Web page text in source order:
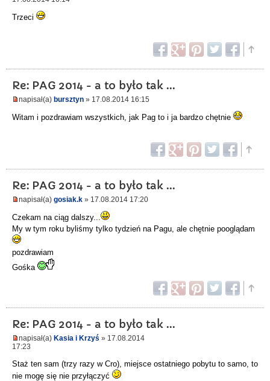
Trzeci
Re: PAG 2014 - a to było tak ...
napisał(a) bursztyn » 17.08.2014 16:15
Witam i pozdrawiam wszystkich, jak Pag to i ja bardzo chętnie
Re: PAG 2014 - a to było tak ...
napisał(a) gosiak.k » 17.08.2014 17:20
Czekam na ciąg dalszy...
My w tym roku byliśmy tylko tydzień na Pagu, ale chętnie pooglądam
pozdrawiam
Gośka
Re: PAG 2014 - a to było tak ...
napisał(a) Kasia i Krzyś » 17.08.2014
17:23
Staż ten sam (trzy razy w Cro), miejsce ostatniego pobytu to samo, to
nie mogę się nie przyłączyć